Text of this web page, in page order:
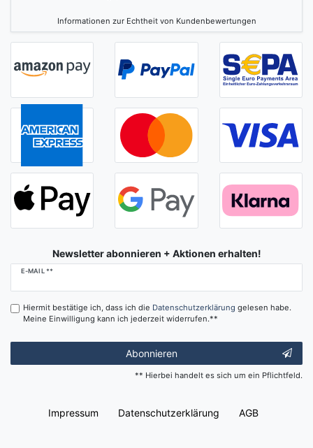
Informationen zur Echtheit von Kundenbewertungen
Newsletter abonnieren + Aktionen erhalten!
E-MAIL **
Newsletter
Hiermit bestätige ich, dass ich die Daten­schutz­erklärung gelesen habe.
Meine Einwilligung kann ich jederzeit widerrufen.**
Abonnieren
** Hierbei handelt es sich um ein Pflichtfeld.
Impressum Daten­schutz­erklärung AGB